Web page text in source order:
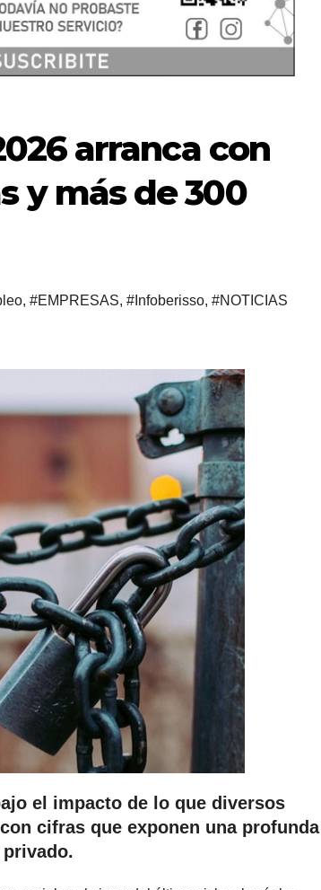
arranca con
y más de 300
, #EMPRESAS, #Infoberisso, #NOTICIAS
el impacto de lo que diversos
cifras que exponen una profunda